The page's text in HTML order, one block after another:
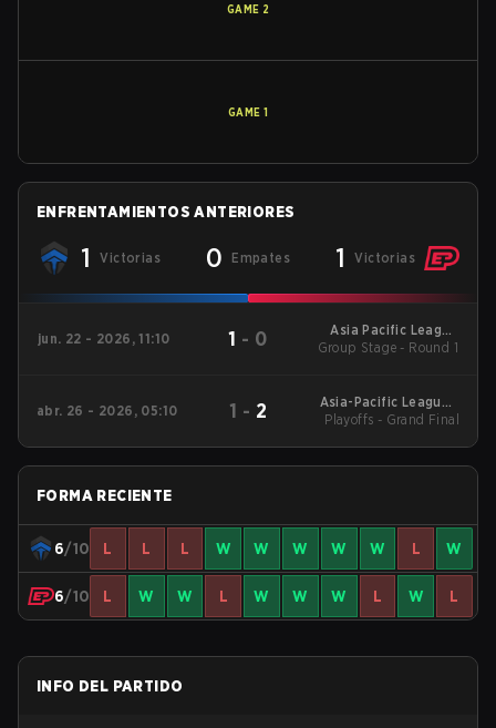
GAME 2
GAME 1
ENFRENTAMIENTOS ANTERIORES
1 Victorias 0 Empates 1 Victorias
jun. 22 - 2026, 11:10 1 - 0
Asia Pacific League
Oceania - Stage 1
Group Stage - Round 1
abr. 26 - 2026, 05:10 1 - 2
Asia-Pacific League -
Asia-Pacific League
Playoffs - Grand Final
FORMA RECIENTE
6/10 L L L W W W W W L W
6/10 L W W L W W W L W L
INFO DEL PARTIDO